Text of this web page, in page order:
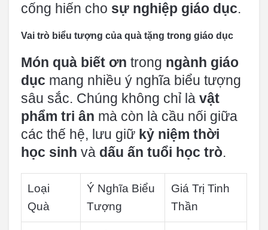
cống hiến cho sự nghiệp giáo dục.
Vai trò biểu tượng của quà tặng trong giáo dục
Món quà biết ơn trong ngành giáo
dục mang nhiều ý nghĩa biểu tượng
sâu sắc. Chúng không chỉ là vật
phẩm tri ân mà còn là cầu nối giữa
các thế hệ, lưu giữ kỷ niệm thời
học sinh và dấu ấn tuổi học trò.
Loại
Quà
Ý Nghĩa Biểu
Tượng
Giá Trị Tinh
Thần